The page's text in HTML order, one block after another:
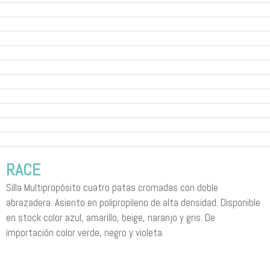
RACE
Silla Multipropósito cuatro patas cromadas con doble
abrazadera. Asiento en polipropileno de alta densidad. Disponible
en stock color azul, amarillo, beige, naranjo y gris. De
importación color verde, negro y violeta.